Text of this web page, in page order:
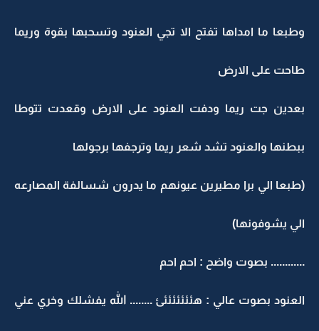
وطبعا ما امداها تفتح الا تجي العنود وتسحبها بقوة وريما
طاحت على الارض
بعدين جت ريما ودفت العنود على الارض وقعدت تتوطا
ببطنها والعنود تشد شعر ريما وترجفها برجولها
(طبعا الي برا مطيرين عيونهم ما يدرون شسالفة المصارعه
الي يشوفونها)
............ بصوت واضح : احم احم
العنود بصوت عالي : هئئئئئئئئ ........ الله يفشلك وخري عني